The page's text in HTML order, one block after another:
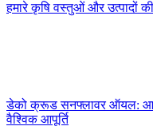
हमारे कृषि वस्तुओं और उत्पादों
डेको क्रूड सनफ्लावर ऑयल:
वैश्विक आपूर्ति